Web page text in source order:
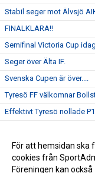
Stabil seger mot Älvsjö
FINALKLARA!!
Semifinal Victoria Cup
Seger över Älta IF.
Svenska Cupen är över....
Tyresö FF välkomnar
Effektivt Tyresö nollade
Seger mot AIK.
Ida " Bengan " Bengtsson
För att hemsidan ska
cookies från
Föreningen kan